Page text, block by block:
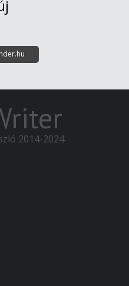
2014-2024